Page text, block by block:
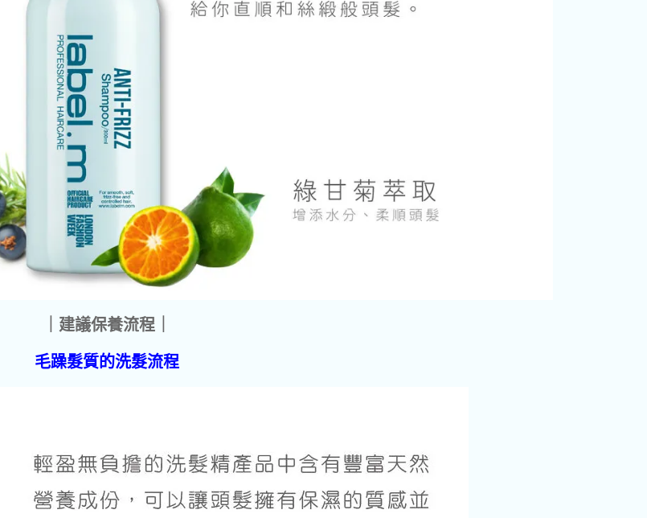
｜建議保養流程｜
毛躁髮質的洗髮流程